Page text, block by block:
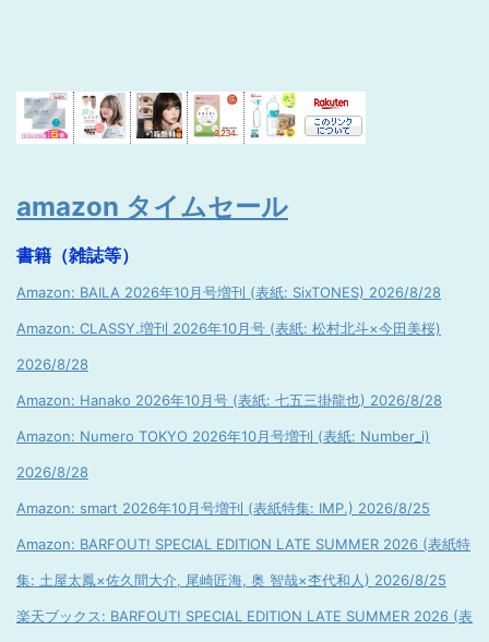
amazon タイムセール
書籍（雑誌等）
Amazon: BAILA 2026年10月号増刊 (表紙: SixTONES) 2026/8/28
Amazon: CLASSY.増刊 2026年10月号 (表紙: 松村北斗×今田美桜)
2026/8/28
Amazon: Hanako 2026年10月号 (表紙: 七五三掛龍也) 2026/8/28
Amazon: Numero TOKYO 2026年10月号増刊 (表紙: Number_i)
2026/8/28
Amazon: smart 2026年10月号増刊 (表紙特集: IMP.) 2026/8/25
Amazon: BARFOUT! SPECIAL EDITION LATE SUMMER 2026 (表紙特
集: 土屋太鳳×佐久間大介, 尾崎匠海, 奥 智哉×杢代和人) 2026/8/25
楽天ブックス: BARFOUT! SPECIAL EDITION LATE SUMMER 2026 (表